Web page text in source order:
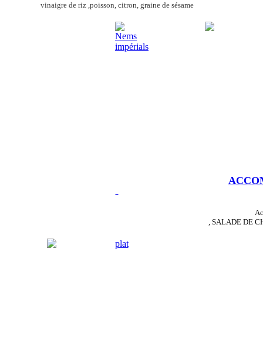
vinaigre de riz ,poisson, citron, graine de sésame
, SALADE DE